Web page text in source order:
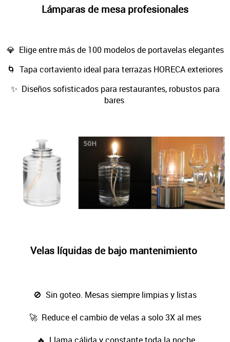
Lámparas de mesa profesionales
💎 Elige entre más de 100 modelos de portavelas elegantes
🌀 Tapa cortaviento ideal para terrazas HORECA exteriores
✨ Diseños sofisticados para restaurantes, robustos para
bares
Velas líquidas de bajo mantenimiento
🚫 Sin goteo. Mesas siempre limpias y listas
🚀 Reduce el cambio de velas a solo 3X al mes
🔥 Llama cálida y constante toda la noche